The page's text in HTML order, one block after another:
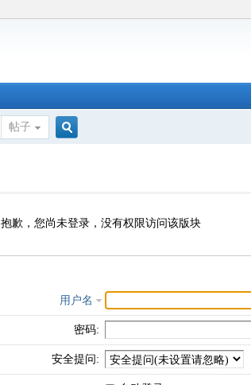
帖子
索
抱歉，您尚未登录，没有权限访问该版块
用户名
密码:
安全提问: